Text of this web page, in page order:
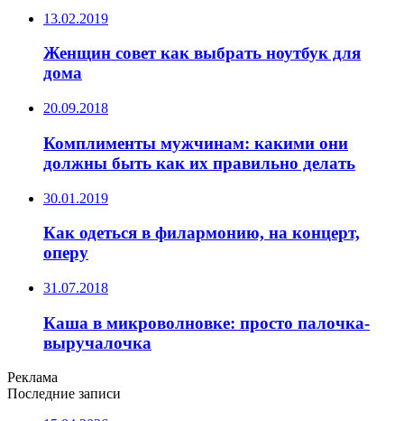
13.02.2019
Женщин совет как выбрать ноутбук для
дома
20.09.2018
Комплименты мужчинам: какими они
должны быть как их правильно делать
30.01.2019
Как одеться в филармонию, на концерт,
оперу
31.07.2018
Каша в микроволновке: просто палочка-
выручалочка
Реклама
Последние записи